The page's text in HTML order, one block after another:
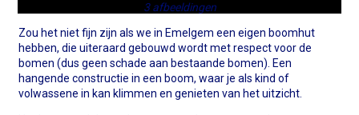
3 afbeeldingen
Zou het niet fijn zijn als we in Emelgem een eigen boomhut
hebben, die uiteraard gebouwd wordt met respect voor de
bomen (dus geen schade aan bestaande bomen). Een
hangende constructie in een boom, waar je als kind of
volwassene in kan klimmen en genieten van het uitzicht.